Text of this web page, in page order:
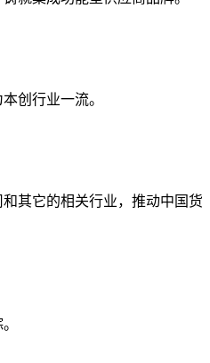
创行业一流。
其它的相关行业，推动中国货